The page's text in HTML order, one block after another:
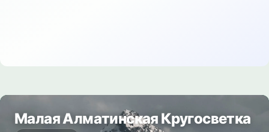
Малая Алматинская Кругосветка